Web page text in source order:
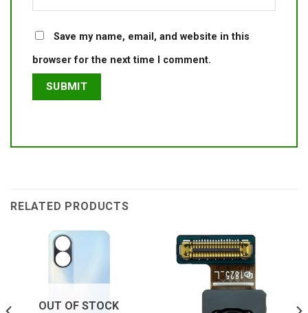
Save my name, email, and website in this
browser for the next time I comment.
RELATED PRODUCTS
OUT OF STOCK